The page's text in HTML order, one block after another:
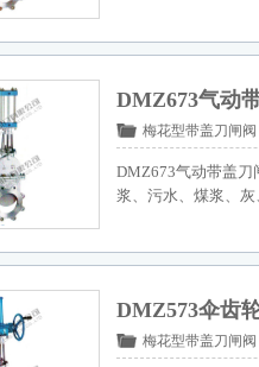
DMZ673气动
梅花型带盖刀闸阀
DMZ673气动带盖刀
浆、污水、煤浆、
DMZ573伞齿
梅花型带盖刀闸阀